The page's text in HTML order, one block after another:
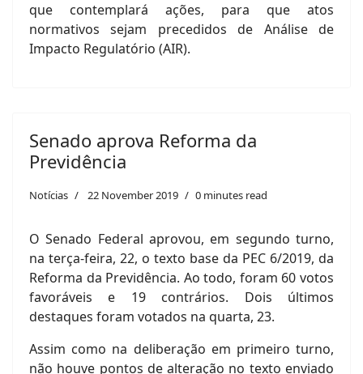
que contemplará ações, para que atos
normativos sejam precedidos de Análise de
Impacto Regulatório (AIR).
Senado aprova Reforma da
Previdência
Notícias 22 November 2019 0 minutes read
O Senado Federal aprovou, em segundo turno,
na terça-feira, 22, o texto base da PEC 6/2019, da
Reforma da Previdência. Ao todo, foram 60 votos
favoráveis e 19 contrários. Dois últimos
destaques foram votados na quarta, 23.
Assim como na deliberação em primeiro turno,
não houve pontos de alteração no texto enviado